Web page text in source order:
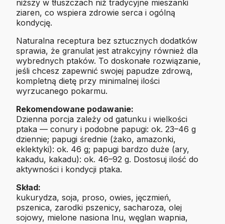
niższy w tłuszczach niż tradycyjne mieszanki
ziaren, co wspiera zdrowie serca i ogólną
kondycję.
Naturalna receptura bez sztucznych dodatków
sprawia, że granulat jest atrakcyjny również dla
wybrednych ptaków. To doskonałe rozwiązanie,
jeśli chcesz zapewnić swojej papudze zdrową,
kompletną dietę przy minimalnej ilości
wyrzucanego pokarmu.
Rekomendowane podawanie:
Dzienna porcja zależy od gatunku i wielkości
ptaka — conury i podobne papugi: ok. 23–46 g
dziennie; papugi średnie (żako, amazonki,
eklektyki): ok. 46 g; papugi bardzo duże (ary,
kakadu, kakadu): ok. 46–92 g. Dostosuj ilość do
aktywności i kondycji ptaka.
Skład:
kukurydza, soja, proso, owies, jęczmień,
pszenica, zarodki pszenicy, sacharoza, olej
sojowy, mielone nasiona lnu, węglan wapnia,